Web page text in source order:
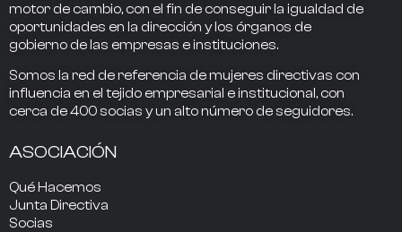
motor de cambio, con el fin de conseguir la igualdad de
oportunidades en la dirección y los órganos de
gobierno de las empresas e instituciones.
Somos la red de referencia de mujeres directivas con
influencia en el tejido empresarial e institucional, con
cerca de400 socias y un alto número de seguidores.
ASOCIACIÓN
Qué Hacemos
Junta Directiva
Socias